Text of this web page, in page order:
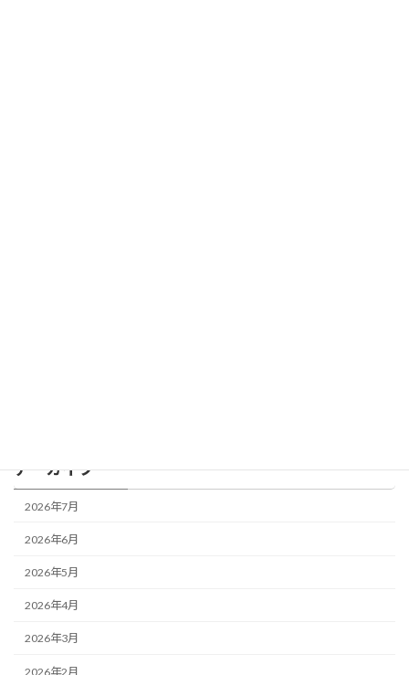
アーカイブ
2026年7月
2026年6月
2026年5月
2026年4月
2026年3月
2026年2月